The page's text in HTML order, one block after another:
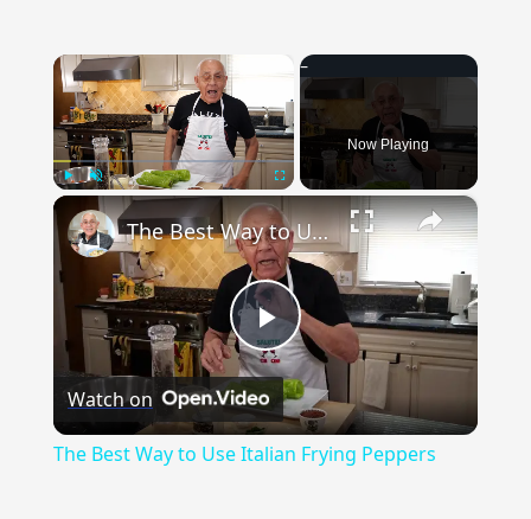
Unmute
Now Playing
×
Play
Video
The Best Way to Use Italian Frying Peppers
Watch on
The Best Way to Use Italian Frying Peppers